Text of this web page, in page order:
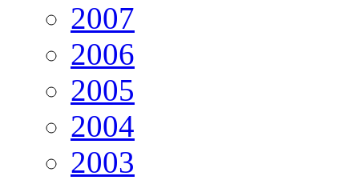
2007
2006
2005
2004
2003